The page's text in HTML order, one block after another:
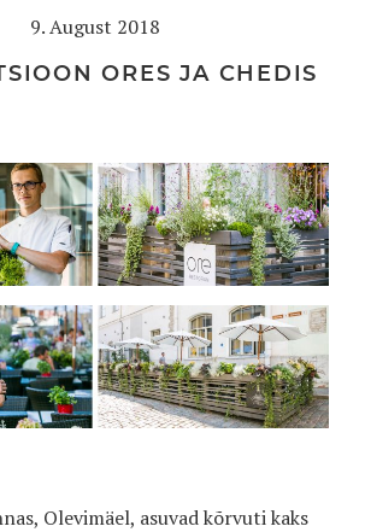
9. August 2018
ORES JA CHEDIS
Olevimäel, asuvad kõrvuti kaks